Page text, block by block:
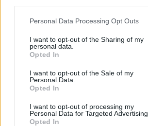
Personal Data Processing Opt Outs
I want to opt-out of the Sharing of my
personal data.
Opted In
I want to opt-out of the Sale of my
Personal Data.
Opted In
I want to opt-out of processing my
Personal Data for Targeted Advertising.
Opted In